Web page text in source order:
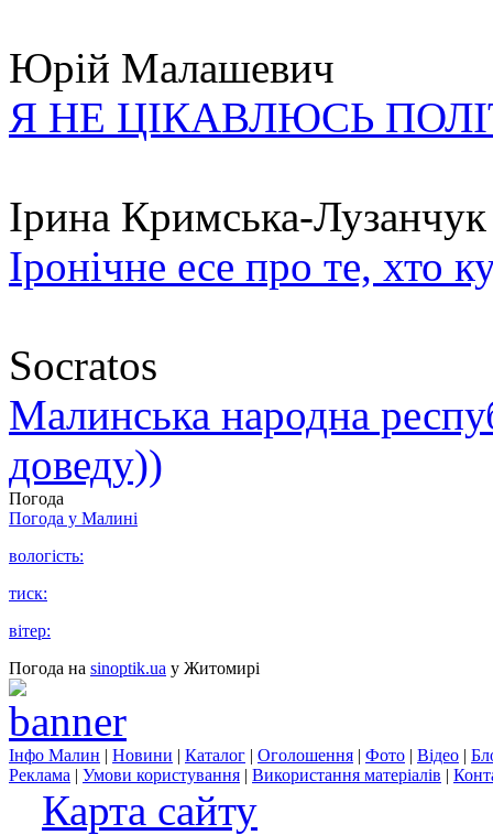
Юрій Малашевич
Я НЕ ЦІКАВЛЮСЬ
Ірина Кримська-Лузанчук
Іронічне есе про те, хто
Socratos
Малинська народна
доведу))
Погода
Погода у Малині
вологість:
тиск:
вітер:
Погода на sinoptik.ua у Житомирі
Інфо Малин | Новини | Каталог | Оголошення | Фото | Відео |
Реклама | Умови користування | Використання матеріалів |
Карта сайту